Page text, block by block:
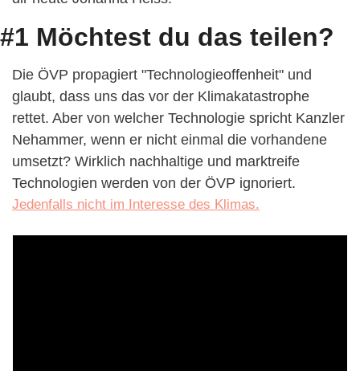
#1 Möchtest du das teilen?
Die ÖVP propagiert "Technologieoffenheit" und
glaubt, dass uns das vor der Klimakatastrophe
rettet. Aber von welcher Technologie spricht Kanzler
Nehammer, wenn er nicht einmal die vorhandene
umsetzt? Wirklich nachhaltige und marktreife
Jedenfalls nicht im Interesse des Klimas.